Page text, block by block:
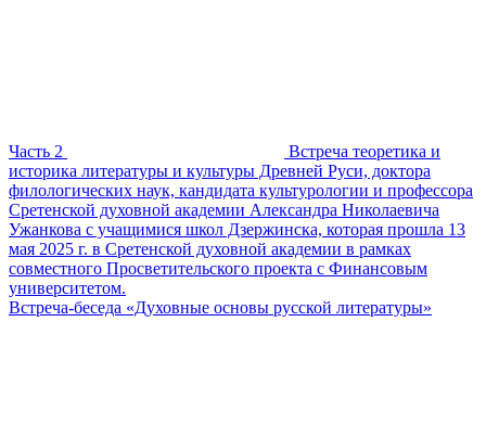
Часть 2
Встреча теоретика и
историка литературы и культуры Древней Руси, доктора
филологических наук, кандидата культурологии и профессора
Сретенской духовной академии Александра Николаевича
Ужанкова с учащимися школ Дзержинска, которая прошла 13
мая 2025 г. в Сретенской духовной академии в рамках
совместного Просветительского проекта с Финансовым
университетом.
Встреча-беседа «Духовные основы русской литературы»